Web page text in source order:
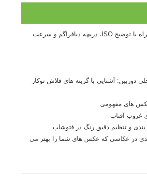
درک نوردهی – همراه با توضیح ISO، دریچه دیافراگم و سرعت
دوربین: آشنایی با گزینه های فلاش توکار
های مفهومی
آفتاب
بندی در عکاسی که عکس های شما را بهتر می